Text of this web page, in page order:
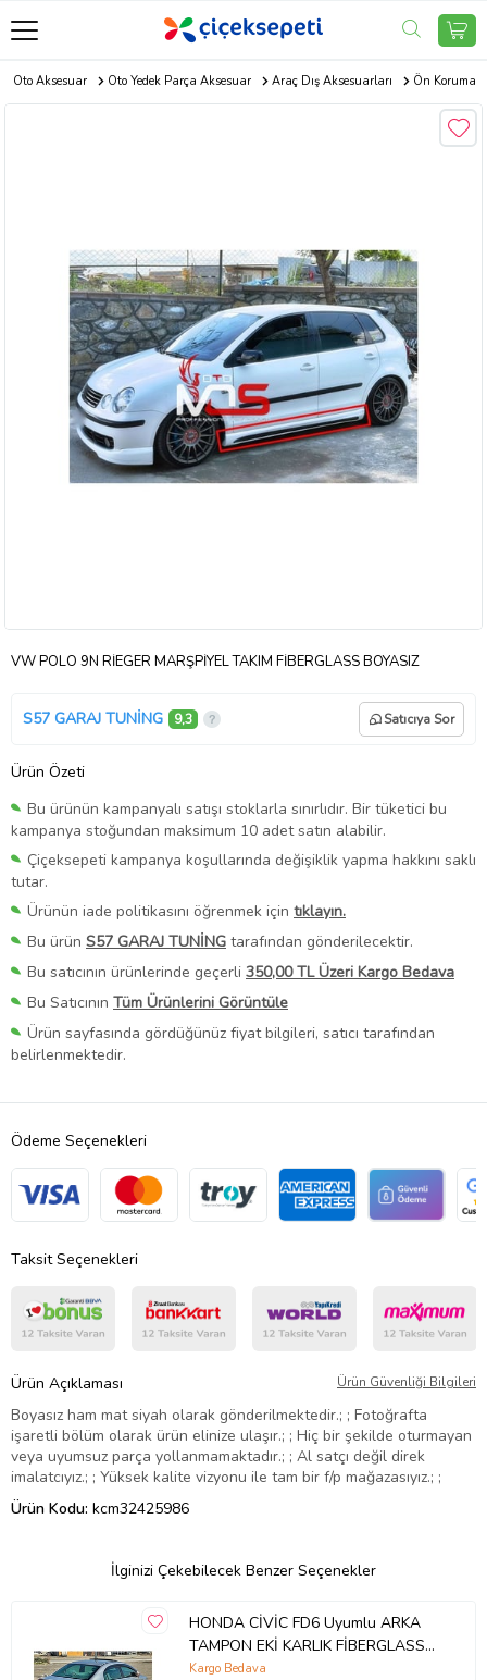
Oto Aksesuar Oto Yedek Parça Aksesuar Araç Dış Aksesuarları Ön Koruma
VW POLO 9N RİEGER MARŞPİYEL TAKIM FİBERGLASS BOYASIZ
S57 GARAJ TUNİNG 9,3 Satıcıya Sor
Ürün Özeti
Bu ürünün kampanyalı satışı stoklarla sınırlıdır. Bir tüketici bu
kampanya stoğundan maksimum 10 adet satın alabilir.
Çiçeksepeti kampanya koşullarında değişiklik yapma hakkını saklı
tutar.
Ürünün iade politikasını öğrenmek için tıklayın.
Bu ürün S57 GARAJ TUNİNG tarafından gönderilecektir.
Bu satıcının ürünlerinde geçerli 350,00 TL Üzeri Kargo Bedava
Bu Satıcının Tüm Ürünlerini Görüntüle
Ürün sayfasında gördüğünüz fiyat bilgileri, satıcı tarafından
belirlenmektedir.
Ödeme Seçenekleri
Taksit Seçenekleri
Ürün Açıklaması Ürün Güvenliği Bilgileri
Boyasız ham mat siyah olarak gönderilmektedir.; ; Fotoğrafta
işaretli bölüm olarak ürün elinize ulaşır.; ; Hiç bir şekilde oturmayan
veya uyumsuz parça yollanmamaktadır.; ; Al satçı değil direk
imalatcıyız.; ; Yüksek kalite vizyonu ile tam bir f/p mağazasıyız.; ;
Ürün Kodu: kcm32425986
İlginizi Çekebilecek Benzer Seçenekler
HONDA CİVİC FD6 Uyumlu ARKA
TAMPON EKİ KARLIK FİBERGLASS
BOYASIZ
Kargo Bedava